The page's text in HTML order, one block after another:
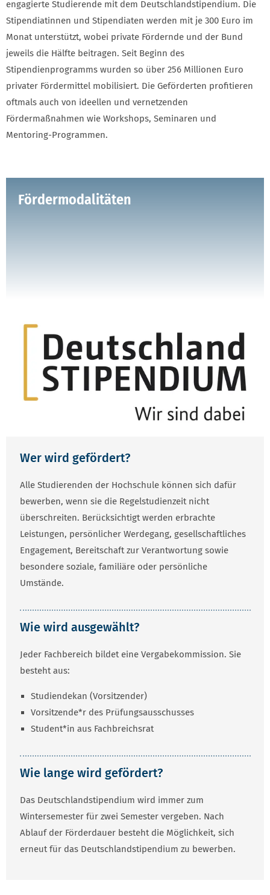
engagierte Studierende mit dem Deutschlandstipendium. Die
Stipendiatinnen und Stipendiaten werden mit je 300 Euro im
Monat unterstützt, wobei private Fördernde und der Bund
jeweils die Hälfte beitragen. Seit Beginn des
Stipendienprogramms wurden so über 256 Millionen Euro
privater Fördermittel mobilisiert. Die Geförderten profitieren
oftmals auch von ideellen und vernetzenden
Fördermaßnahmen wie Workshops, Seminaren und
Mentoring-Programmen.
Fördermodalitäten
Wer wird gefördert?
Alle Studierenden der Hochschule können sich dafür
bewerben, wenn sie die Regelstudienzeit nicht
überschreiten. Berücksichtigt werden erbrachte
Leistungen, persönlicher Werdegang, gesellschaftliches
Engagement, Bereitschaft zur Verantwortung sowie
besondere soziale, familiäre oder persönliche
Umstände.
Wie wird ausgewählt?
Jeder Fachbereich bildet eine Vergabekommission. Sie
besteht aus:
Studiendekan (Vorsitzender)
Vorsitzende*r des Prüfungsausschusses
Student*in aus Fachbreichsrat
Wie lange wird gefördert?
Das Deutschlandstipendium wird immer zum
Wintersemester für zwei Semester vergeben. Nach
Ablauf der Förderdauer besteht die Möglichkeit, sich
erneut für das Deutschlandstipendium zu bewerben.